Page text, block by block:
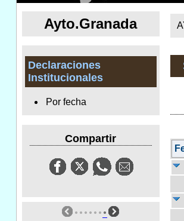
Ayto.Granada
Declaraciones
Institucionales
Por fecha
Compartir